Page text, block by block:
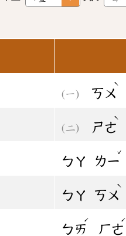
ㄎㄨ
ˋ
ㄕㄜ
ˋ
ㄅㄚ ㄌㄧ
ˇ
ㄅㄚ ㄎㄨ
ˋ
ㄅㄞ
ˊ
ㄏㄜ
ˊ